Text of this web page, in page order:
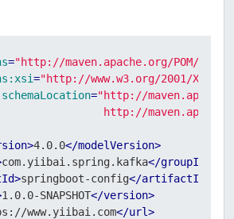
="http://maven.apache.org/POM/
="http://www.w3.org/2001/
="http://
http://
>4.0.0</modelVersion>
com.yiibai.spring.kafka</groupId
>springboot-config</artifactId
1.0.0-SNAPSHOT</version>
www.yiibai.com</url>